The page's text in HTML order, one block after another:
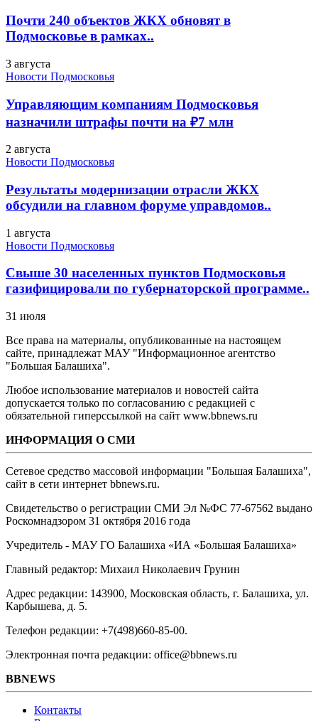
Почти 240 объектов ЖКХ обновят в
Подмосковье в рамках..
3 августа
Новости Подмосковья
Управляющим компаниям Подмосковья
назначили штрафы почти на ₽7 млн
2 августа
Новости Подмосковья
Результаты модернизации отрасли ЖКХ
обсудили на главном форуме управдомов..
1 августа
Новости Подмосковья
Свыше 30 населенных пунктов Подмосковья
газифицировали по губернаторской программе..
31 июля
Все права на материалы, опубликованные на настоящем
сайте, принадлежат МАУ "Информационное агентство
"Большая Балашиха".
Любое использование материалов и новостей сайта
допускается только по согласованию с редакцией с
обязательной гиперссылкой на сайт www.bbnews.ru
ИНФОРМАЦИЯ О СМИ
Сетевое средство массовой информации "Большая Балашиха",
сайт в сети интернет bbnews.ru.
Свидетельство о регистрации СМИ Эл №ФС ‎77-67562 выдано
Роскомнадзором 31 октября 2016 года
Учредитель - МАУ ГО Балашиха «ИА «Большая Балашиха»
Главный редактор: Михаил Николаевич Грунин
Адрес редакции: 143900, Московская область, г. Балашиха, ул.
Карбышева, д. 5.
Телефон редакции: +7(498)660-85-00.
Электронная почта редакции: office@bbnews.ru
BBNEWS
Контакты